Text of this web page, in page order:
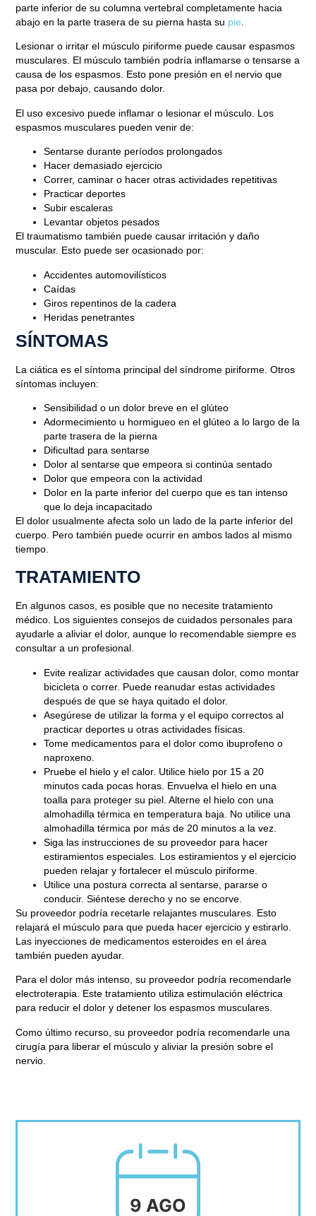
Blog
QUÉ ES EL SÍNDROME
PIRIFORME
parte inferior de su columna vertebral completamente hacia
abajo en la parte trasera de su pierna hasta su pie
Lesionar o irritar el músculo piriforme puede causar espasmos
musculares. El músculo también podría inflamarse o tensarse a
causa de los espasmos. Esto pone presión en el nervio que
pasa por debajo, causando dolor.
El uso excesivo puede inflamar o lesionar el músculo. Los
espasmos musculares pueden venir de:
Sentarse durante períodos prolongados
Hacer demasiado ejercicio
Correr, caminar o hacer otras actividades repetitivas
Practicar deportes
Subir escaleras
Levantar objetos pesados
El traumatismo también puede causar irritación y daño
muscular. Esto puede ser ocasionado por:
Accidentes automovilísticos
Caídas
Giros repentinos de la cadera
Heridas penetrantes
SÍNTOMAS
La ciática es el síntoma principal del síndrome piriforme. Otros
síntomas incluyen:
Sensibilidad o un dolor breve en el glúteo
Adormecimiento u hormigueo en el glúteo a lo largo de la
parte trasera de la pierna
Dificultad para sentarse
Dolor al sentarse que empeora si continúa sentado
Dolor que empeora con la actividad
Dolor en la parte inferior del cuerpo que es tan intenso
que lo deja incapacitado
El dolor usualmente afecta solo un lado de la parte inferior del
cuerpo. Pero también puede ocurrir en ambos lados al mismo
tiempo.
TRATAMIENTO
En algunos casos, es posible que no necesite tratamiento
médico. Los siguientes consejos de cuidados personales para
ayudarle a aliviar el dolor, aunque lo recomendable siempre es
consultar a un profesional.
Evite realizar actividades que causan dolor, como montar
bicicleta o correr. Puede reanudar estas actividades
después de que se haya quitado el dolor.
Asegúrese de utilizar la forma y el equipo correctos al
practicar deportes u otras actividades físicas.
Tome medicamentos para el dolor como ibuprofeno o
naproxeno.
Pruebe el hielo y el calor. Utilice hielo por 15 a 20
minutos cada pocas horas. Envuelva el hielo en una
toalla para proteger su piel. Alterne el hielo con una
almohadilla térmica en temperatura baja. No utilice una
almohadilla térmica por más de 20 minutos a la vez.
Siga las instrucciones de su proveedor para hacer
estiramientos especiales. Los estiramientos y el ejercicio
pueden relajar y fortalecer el músculo piriforme.
Utilice una postura correcta al sentarse, pararse o
conducir. Siéntese derecho y no se encorve.
Su proveedor podría recetarle relajantes musculares. Esto
relajará el músculo para que pueda hacer ejercicio y estirarlo.
Las inyecciones de medicamentos esteroides en el área
también pueden ayudar.
Para el dolor más intenso, su proveedor podría recomendarle
electroterapia. Este tratamiento utiliza estimulación eléctrica
para reducir el dolor y detener los espasmos musculares.
Como último recurso, su proveedor podría recomendarle una
cirugía para liberar el músculo y aliviar la presión sobre el
nervio.
9 AGO